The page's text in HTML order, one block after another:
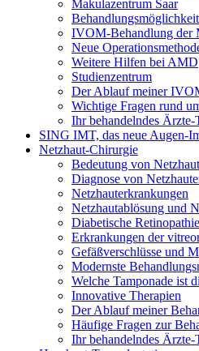
Makulazentrum Saar
IVOM-Behandlung der
Neue
Weitere Hilfen bei AMD
Studienzentrum
Der Ablauf meiner
Wichtige Fragen rund
Ihr behandelndes Ärzte-
SING IMT, das neue Augen-
Netzhaut-Chirurgie
Bedeutung von
Diagnose von
Netzhauterkrankungen
Netzhautablösung und
Diabetische
Erkrankungen der
Gefäßverschlüsse und
Modernste
Welche Tamponade ist
Innovative Therapien
Der Ablauf meiner
Häufige Fragen zur
Ihr behandelndes Ärzte-